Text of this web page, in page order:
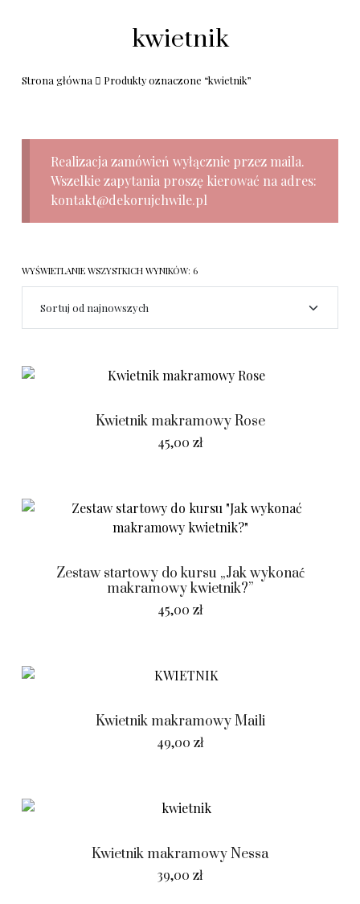
kwietnik
Strona główna Produkty oznaczone “kwietnik”
Realizacja zamówień wyłącznie przez maila.
Wszelkie zapytania proszę kierować na adres:
kontakt@dekorujchwile.pl
WYŚWIETLANIE WSZYSTKICH WYNIKÓW: 6
Kwietnik makramowy Rose
45,00 zł
Zestaw startowy do kursu „Jak wykonać
makramowy kwietnik?”
45,00 zł
Kwietnik makramowy Maili
49,00 zł
Kwietnik makramowy Nessa
39,00 zł